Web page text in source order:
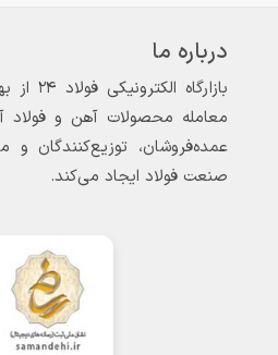
درباره ما
معامله محصولات آهن و فولاد
عمده‌فروشان، توزیع‌کنندگان
صنعت فولاد ایجاد می‌کند.